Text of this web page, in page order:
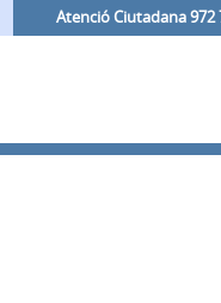
Atenció Ciutadana 972